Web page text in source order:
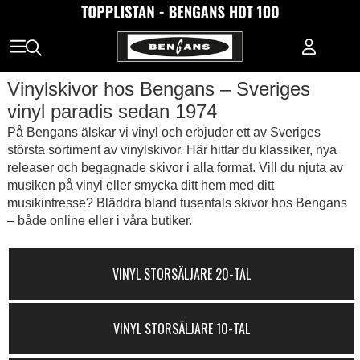
Vinylskivor hos Bengans – Sveriges
vinyl paradis sedan 1974
På Bengans älskar vi vinyl och erbjuder ett av Sveriges
största sortiment av vinylskivor. Här hittar du klassiker, nya
releaser och begagnade skivor i alla format. Vill du njuta av
musiken på vinyl eller smycka ditt hem med ditt
musikintresse? Bläddra bland tusentals skivor hos Bengans
– både online eller i våra butiker.
VINYL STORSÄLJARE 20-TAL
VINYL STORSÄLJARE 10-TAL